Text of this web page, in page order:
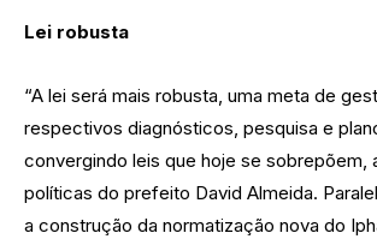
Lei robusta
“A lei será mais robusta, uma meta de
respectivos diagnósticos, pesquisa e
convergindo leis que hoje se sobrepõem,
políticas do prefeito David Almeida.
a construção da normatização nova do